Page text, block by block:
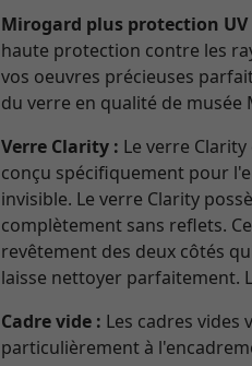
Mirogard plus protection UV
haute protection contre les
vos oeuvres précieuses
du verre en qualité de musée
Verre Clarity : Le verre
conçu spécifiquement pour
invisible. Le verre Clarity
complètement sans reflets.
revêtement des deux côtés
laisse nettoyer parfaitement.
Cadre vide : Les cadres
particulièrement à